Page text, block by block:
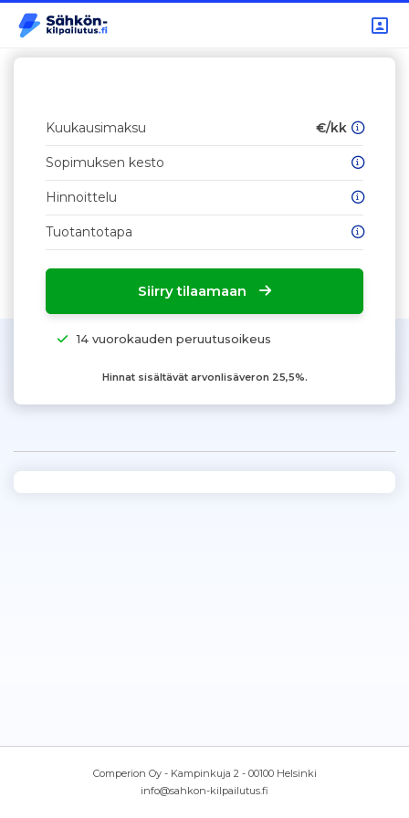
Kuukausimaksu €/kk
Sopimuksen kesto
Hinnoittelu
Tuotantotapa
Siirry tilaamaan
14 vuorokauden peruutusoikeus
Hinnat sisältävät arvonlisäveron 25,5%.
Comperion Oy - Kampinkuja 2 - 00100 Helsinki
info@sahkon-kilpailutus.fi